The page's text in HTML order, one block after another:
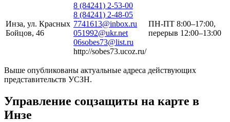
Инза, ул. Красных
Бойцов, 46
8 (84241) 2-53-00
8 (84241) 2-48-05
7741613@inbox.ru
051992@ukr.net
06sobes73@list.ru
http://sobes73.ucoz.ru/
ПН-ПТ 8:00–17:00,
перерыв 12:00–13:00
Выше опубликованы актуальные адреса действующих
представительств УСЗН.
Управление соцзащиты на карте в
Инзе